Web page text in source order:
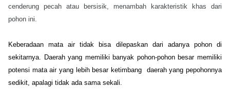
cenderung pecah atau bersisik, menambah karakteristik khas dari
pohon ini.
Keberadaan mata air tidak bisa dilepaskan dari adanya pohon di
sekitarnya. Daerah yang memiliki banyak pohon-pohon besar memiliki
potensi mata air yang lebih besar ketimbang  daerah yang pepohonnya
sedikit, apalagi tidak ada sama sekali.